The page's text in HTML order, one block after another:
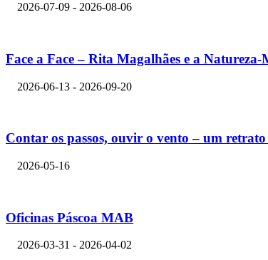
2026-07-09 - 2026-08-06
Face a Face – Rita Magalhães e a
2026-06-13 - 2026-09-20
Contar os passos, ouvir o vento – um
2026-05-16
Oficinas Páscoa MAB
2026-03-31 - 2026-04-02